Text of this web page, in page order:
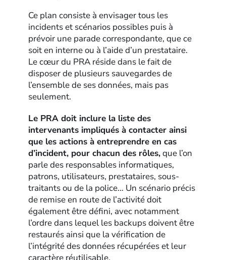
Ce plan consiste à envisager tous les
incidents et scénarios possibles puis à
prévoir une parade correspondante, que ce
soit en interne ou à l’aide d’un prestataire.
Le cœur du PRA réside dans le fait de
disposer de plusieurs sauvegardes de
l’ensemble de ses données, mais pas
seulement.
Le PRA doit inclure la liste des
intervenants impliqués à contacter ainsi
que les actions à entreprendre en cas
d’incident, pour chacun des rôles,que l’on
parle des responsables informatiques,
patrons, utilisateurs, prestataires, sous-
traitants ou de la police… Un scénario précis
de remise en route de l’activité doit
également être défini, avec notamment
l’ordre dans lequel les backups doivent être
restaurés ainsi que la vérification de
l’intégrité des données récupérées et leur
caractère réutilisable.